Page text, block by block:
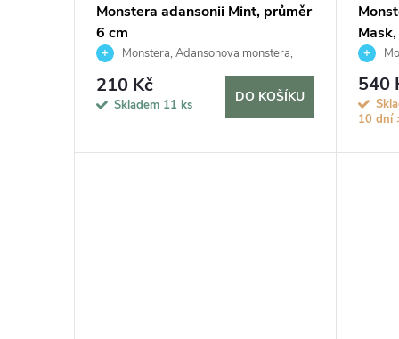
Monstera adansonii Mint, průměr
6 cm
Monstera, Adansonova monstera,
210 Kč
Skladem 11 ks
DO KOŠÍKU
540
10 dní